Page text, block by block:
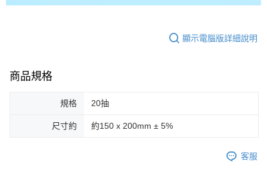
顯示電腦版詳細說明
商品規格
規格 20抽
尺寸約 約150 x 200mm ± 5%
客服